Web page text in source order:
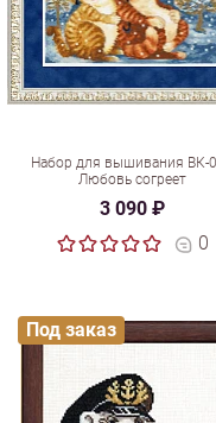
Набор для вышивания ВК-
Любовь согреет
3 090 ₽
0
Под заказ